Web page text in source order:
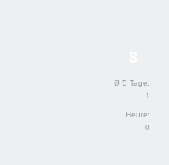
Ø 5 Tage:
1
Heute:
0